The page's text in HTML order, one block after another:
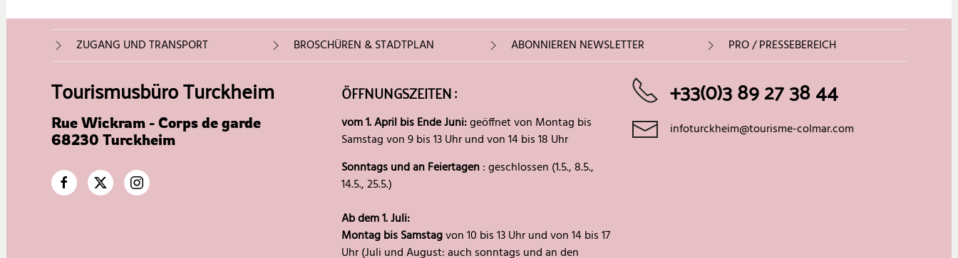
ZUGANG UND TRANSPORT BROSCHÜREN & STADTPLAN ABONNIEREN NEWSLETTER PRO / PRESSEBEREICH
Tourismusbüro Turckheim
Rue Wickram - Corps de garde
68230 Turckheim
ÖFFNUNGSZEITEN :
vom 1. April bis Ende Juni:geöffnet von Montag bis
Samstag von 9 bis 13 Uhr und von 14 bis 18 Uhr
Sonntags und an Feiertagen: geschlossen (1.5., 8.5.,
14.5., 25.5.)
Ab dem 1. Juli:
Montag bis Samstagvon 10 bis 13 Uhr und von 14 bis 17
Uhr (Juli und August: auch sonntags und an den
+33(0)3 89 27 38 44
infoturckheim@tourisme-colmar.com